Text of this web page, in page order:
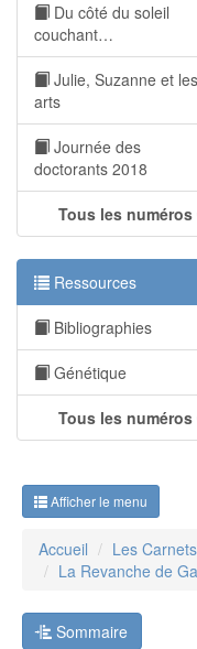
Du côté du soleil
couchant…
Julie, Suzanne et les
arts
Journée des
doctorants 2018
Tous les numéros
Ressources
Bibliographies
Génétique
Tous les numéros
Afficher le menu
Accueil
Les
La Revanche de
Sommaire